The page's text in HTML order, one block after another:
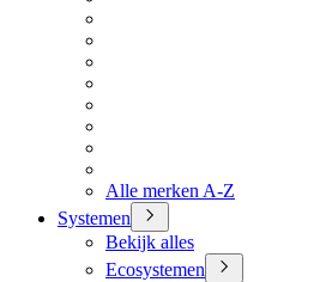
Alle merken A-Z
Systemen
Bekijk alles
Ecosystemen